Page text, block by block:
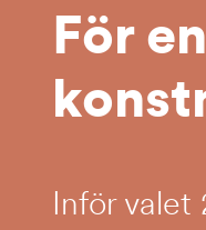
För
Inför valet